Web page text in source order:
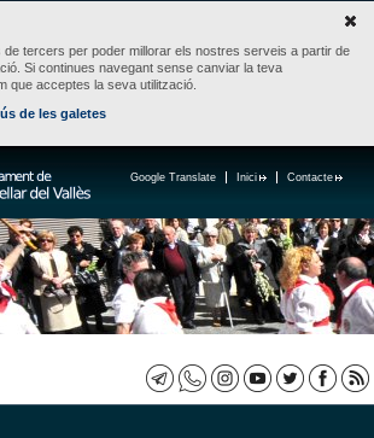
de tercers per poder millorar els nostres serveis a partir de
Si continues navegant sense canviar la teva
que acceptes la seva utilització.
de les galetes
Contacte
Inici
Google Translate